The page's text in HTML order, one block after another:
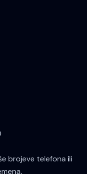
brojeve telefona ili